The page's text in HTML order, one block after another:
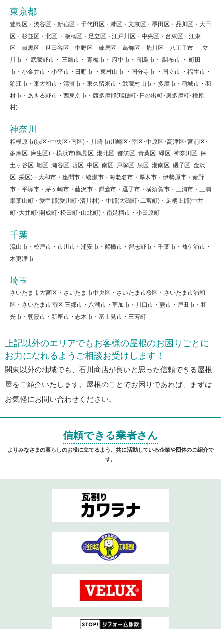
東京都
豊島区・渋谷区・新宿区・千代田区・港区・文京区・墨田区・品川区・大田
区・杉並区・北区 ・板橋区・足立区・江戸川区・中央区・台東区・江東
区・目黒区・世田谷区・中野区・練馬区・葛飾区・荒川区・八王子市 ・ 立
川市 ・ 武蔵野市・ 三鷹市・ 青梅市・ 府中市・ 昭島市・ 調布市 ・ 町田
市・小金井市・小平市・日野市 ・東村山市 ・国分寺市 ・国立市 ・福生市・
狛江市・東大和市・清瀬市・東久留米市・武蔵村山市・多摩市・稲城市・羽
村市・あきる野市・西東京市・西多摩郡(瑞穂町･日の出町･奥多摩町･檜原
村)
神奈川
相模原市(緑区･中央区･南区)・川崎市(川崎区･幸区･中原区･高津区･宮前区･
多摩区･麻生区)・横浜市(鶴見区･港北区･都筑区･青葉区･緑区･神奈川区･保
土ヶ谷区･旭区･瀬谷区･西区･中区･南区･戸塚区･泉区･港南区･磯子区･金沢
区･栄区)・大和市・座間市・綾瀬市・海老名市・厚木市・伊勢原市・秦野
市・平塚市・茅ヶ崎市・藤沢市・鎌倉市・逗子市・横須賀市・三浦市・三浦
郡葉山町・愛甲郡(愛川町･清川村)・中郡(大磯町･二宮町)・足柄上郡(中井
町･大井町･開成町･松田町･山北町)・南足柄市・小田原町
千葉
流山市・松戸市・市川市・浦安市・船橋市・習志野市・千葉市・袖ケ浦市・
木更津市
埼玉
さいたま市大宮区・さいたま市中央区・さいたま市桜区・さいたま市浦和
区・さいたま市南区 三郷市・八潮市・草加市・川口市・蕨市・戸田市・和
光市・朝霞市・新座市・志木市・富士見市・三芳町
上記以外のエリアでもお客様の屋根のお困りごとに
お力になれるようご相談お受けします！
関東以外の地域でも、石川商店が良いと思った信頼できる屋根
屋をご紹介いたします。屋根のことでお困りであれば、まずは
お気軽にお問い合わせください。
信頼できる業者さん
よりみなさまの暮らしのお役に立てるよう、共に活動している企業や団体のご紹介で
す。